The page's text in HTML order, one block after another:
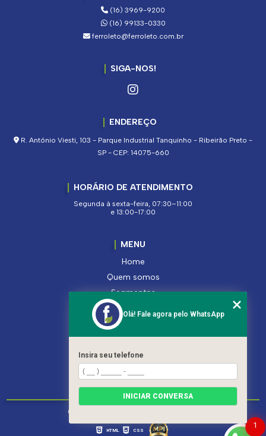
(16) 3969-9200
(16) 99133-0330
ferroleto@ferroleto.com.br
SIGA-NOS!
ENDEREÇO
R. Antônio Viesti, 103 - Parque Industrial Tanquinho - Ribeirão Preto -
SP - CEP: 14075-660
HORÁRIO DE ATENDIMENTO
Segunda à sexta-feira, 07:30–11:00
e 13:00-17:00
MENU
Home
Quem somos
Segmentos
Serviços
Produtos
Contato
Categorias
Mapa do site
Copyright © Ferroleto. (Lei 9610 de 19/02/1998)
HTML CSS
1
Olá! Fale agora pelo WhatsApp
Insira seu telefone
INICIAR CONVERSA